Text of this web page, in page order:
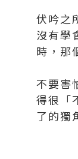
伏吟之
沒有學
時，那
不要害
得很「
了的獨